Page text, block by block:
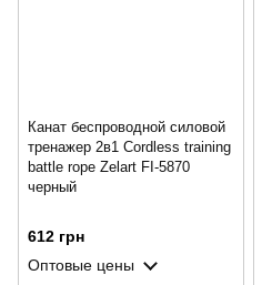
Канат беспроводной силовой
тренажер 2в1 Cordless training
battle rope Zelart FI-5870
черный
612 грн
Оптовые цены